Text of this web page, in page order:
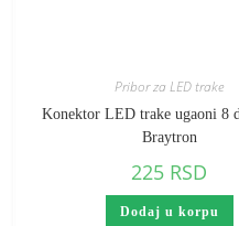
Pribor za LED trake
Konektor LED trake ugaoni 8
Braytron
225 RSD
Dodaj u korpu